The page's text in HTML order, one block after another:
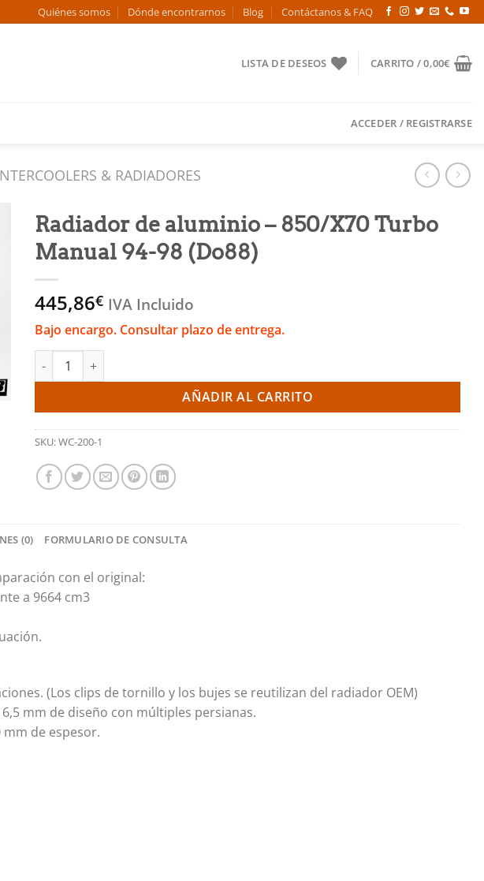
Quiénes somos Dónde encontrarnos Blog Contáctanos & FAQ
LISTA DE DESEOS CARRITO /0,00€
ACCEDER / REGISTRARSE
& RADIADORES
Radiador de aluminio – 850/X70 Turbo
Manual 94-98 (Do88)
445,86€ IVA Incluido
Bajo encargo. Consultar plazo de entrega.
Radiador de aluminio - 850/X70 Turbo Manual 94-98 (Do88) cantidad
AÑADIR AL CARRITO
SKU:WC-200-1
(0) FORMULARIO DE CONSULTA
con el original:
a 9664 cm3
(Los clips de tornillo y los bujes se reutilizan del radiador OEM)
mm de diseño con múltiples persianas.
de espesor.